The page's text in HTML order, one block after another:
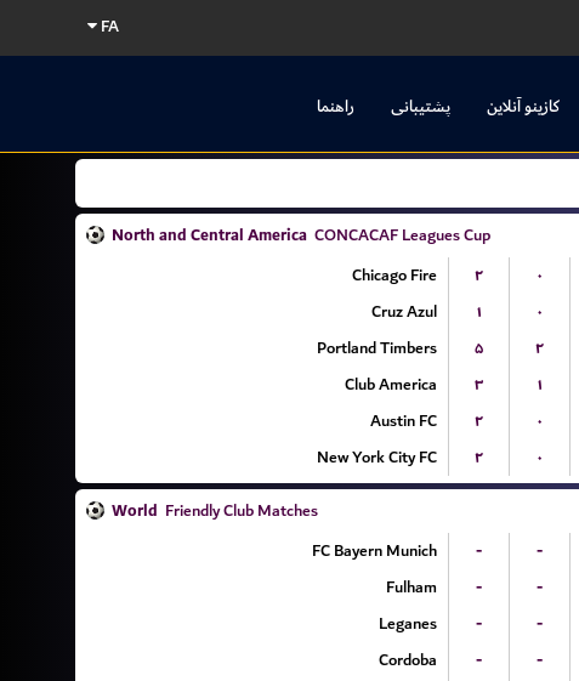
FA
کازینو آنلاین پشتیبانی راهنما
North and Central America CONCACAF Leagues Cup
Chicago Fire
۲ ۰
Cruz Azul
۱ ۰
Portland Timbers
۵ ۲
Club America
۳ ۱
Austin FC
۲ ۰
New York City FC
۲ ۰
World Friendly Club Matches
FC Bayern Munich
- -
Fulham
- -
Leganes
- -
Cordoba
- -